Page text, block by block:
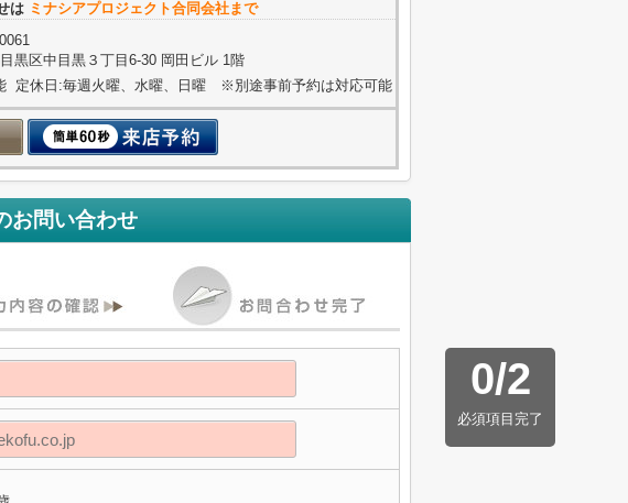
は ミナシアプロジェクト合同会社まで
黒区中目黒３丁目6-30 岡田ビル 1階
定休日:毎週火曜、水曜、日曜 ※別途事前予約は対応可能
お問い合わせ
0/2
必須項目完了